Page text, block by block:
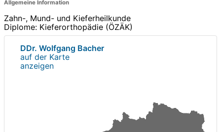
Allgemeine Information
Zahn-, Mund- und Kieferheilkunde
Diplome: Kieferorthopädie (ÖZÄK)
DDr. Wolfgang Bacher
auf der Karte
anzeigen